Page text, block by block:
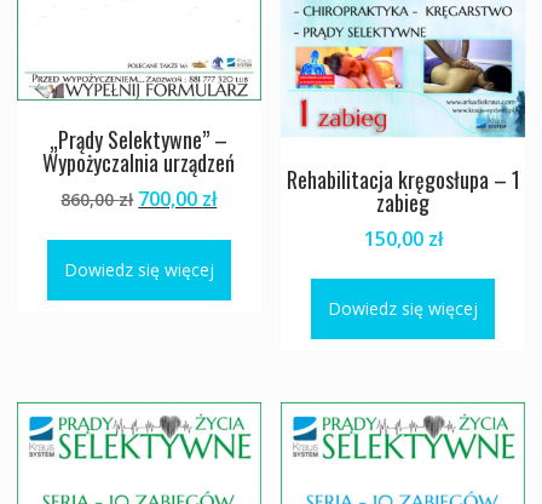
„Prądy Selektywne” –
Wypożyczalnia urządzeń
860,00zł Pierwotna
860,00 zł.
700,00 złAktualna
Dowiedz się więcej
Rehabilitacja kręgosłupa – 1
zabieg
150,00 zł
Dowiedz się więcej